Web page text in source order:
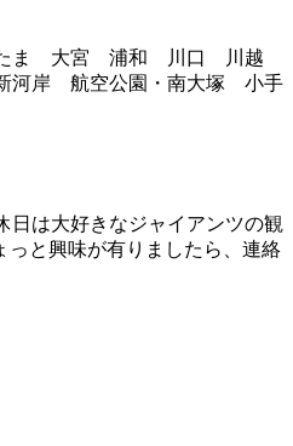
たま 大宮 浦和 川口 川越
河岸 航空公園・南大塚 小手
日は大好きなジャイアンツの観
っと興味が有りましたら、連絡